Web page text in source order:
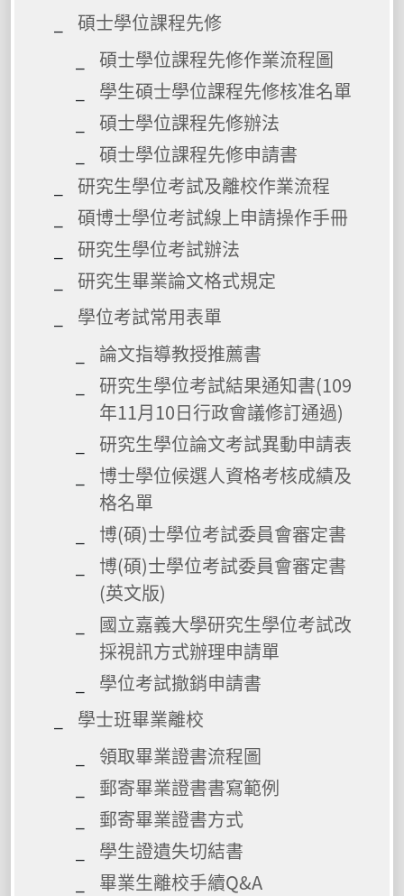
碩士學位課程先修
碩士學位課程先修作業流程圖
學生碩士學位課程先修核准名單
碩士學位課程先修辦法
碩士學位課程先修申請書
研究生學位考試及離校作業流程
碩博士學位考試線上申請操作手冊
研究生學位考試辦法
研究生畢業論文格式規定
學位考試常用表單
論文指導教授推薦書
研究生學位考試結果通知書(109
年11月10日行政會議修訂通過)
研究生學位論文考試異動申請表
博士學位候選人資格考核成績及
格名單
博(碩)士學位考試委員會審定書
博(碩)士學位考試委員會審定書
(英文版)
國立嘉義大學研究生學位考試改
採視訊方式辦理申請單
學位考試撤銷申請書
學士班畢業離校
領取畢業證書流程圖
郵寄畢業證書書寫範例
郵寄畢業證書方式
學生證遺失切結書
畢業生離校手續Q&A